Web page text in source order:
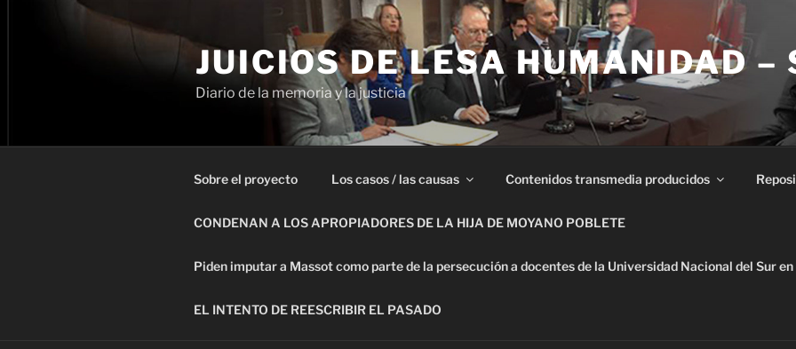
JUICIOS DE LESA HUMANIDAD –
Diario de la memoria y la justicia
Sobre el proyecto Los casos / las causas Contenidos transmedia producidos
CONDENAN A LOS APROPIADORES DE LA HIJA DE MOYANO POBLETE
Piden imputar a Massot como parte de la persecución a docentes de la Universidad Nacional del Sur
EL INTENTO DE REESCRIBIR EL PASADO